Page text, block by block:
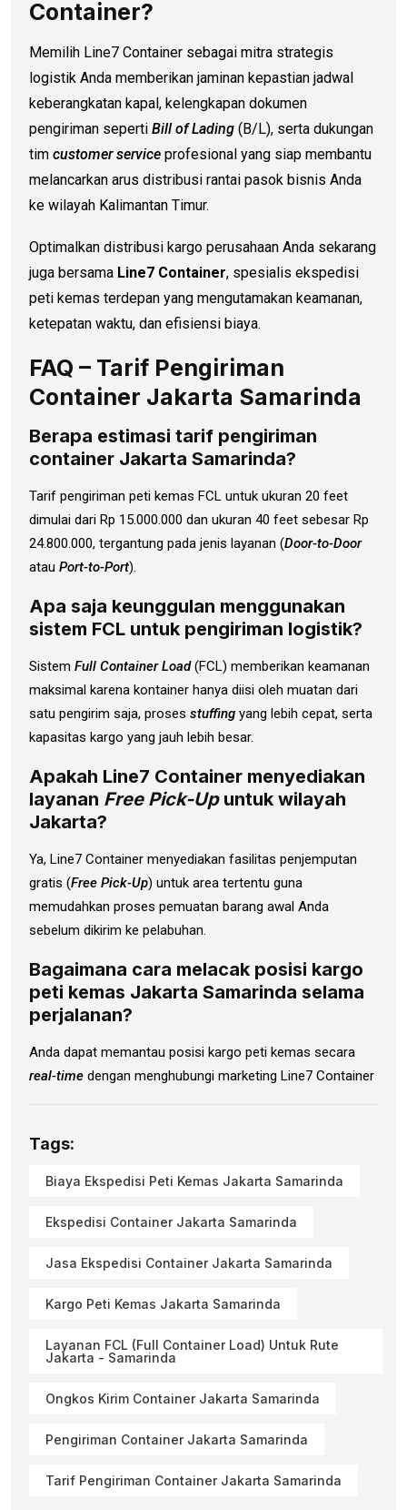
Container?
Memilih Line7 Container sebagai mitra strategis
logistik Anda memberikan jaminan kepastian jadwal
keberangkatan kapal, kelengkapan dokumen
pengiriman seperti Bill of Lading (B/L), serta dukungan
tim customer service profesional yang siap membantu
melancarkan arus distribusi rantai pasok bisnis Anda
ke wilayah Kalimantan Timur.
Optimalkan distribusi kargo perusahaan Anda sekarang
juga bersama Line7 Container, spesialis ekspedisi
peti kemas terdepan yang mengutamakan keamanan,
ketepatan waktu, dan efisiensi biaya.
FAQ – Tarif Pengiriman
Container Jakarta Samarinda
Berapa estimasi tarif pengiriman
container Jakarta Samarinda?
Tarif pengiriman peti kemas FCL untuk ukuran 20 feet
dimulai dari Rp 15.000.000 dan ukuran 40 feet sebesar Rp
24.800.000, tergantung pada jenis layanan (Door-to-Door
atau Port-to-Port).
Apa saja keunggulan menggunakan
sistem FCL untuk pengiriman logistik?
Sistem Full Container Load(FCL) memberikan keamanan
maksimal karena kontainer hanya diisi oleh muatan dari
satu pengirim saja, proses stuffing yang lebih cepat, serta
kapasitas kargo yang jauh lebih besar.
Apakah Line7 Container menyediakan
layanan Free Pick-Upuntuk wilayah
Jakarta?
Ya, Line7 Container menyediakan fasilitas penjemputan
gratis (Free Pick-Up) untuk area tertentu guna
memudahkan proses pemuatan barang awal Anda
sebelum dikirim ke pelabuhan.
Bagaimana cara melacak posisi kargo
peti kemas Jakarta Samarinda selama
perjalanan?
Anda dapat memantau posisi kargo peti kemas secara
real-time dengan menghubungi marketing Line7 Container
Tags:
Biaya Ekspedisi Peti Kemas Jakarta Samarinda
Ekspedisi Container Jakarta Samarinda
Jasa Ekspedisi Container Jakarta Samarinda
Kargo Peti Kemas Jakarta Samarinda
Layanan FCL (Full Container Load) Untuk Rute
Jakarta - Samarinda
Ongkos Kirim Container Jakarta Samarinda
Pengiriman Container Jakarta Samarinda
Tarif Pengiriman Container Jakarta Samarinda